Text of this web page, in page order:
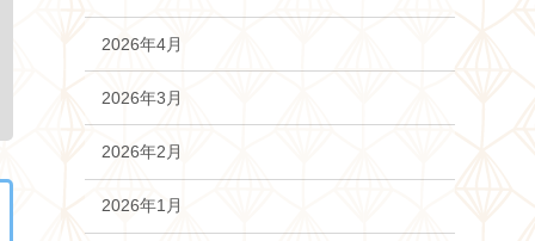
2026年4月
2026年3月
2026年2月
2026年1月